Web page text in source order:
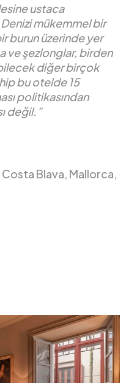
ustaca
mükemmel bir
burun üzerinde yer
ve şezlonglar, birden
diğer birçok
bu otelde 15
politikasından
değil.”
Blava, Mallorca,